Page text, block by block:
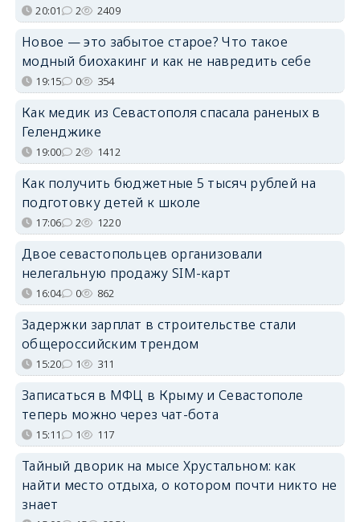
20:01 2 2409
Новое — это забытое старое? Что такое
модный биохакинг и как не навредить себе
19:15 0 354
Как медик из Севастополя спасала раненых в
Геленджике
19:00 2 1412
Как получить бюджетные 5 тысяч рублей на
подготовку детей к школе
17:06 2 1220
Двое севастопольцев организовали
нелегальную продажу SIM-карт
16:04 0 862
Задержки зарплат в строительстве стали
общероссийским трендом
15:20 1 311
Записаться в МФЦ в Крыму и Севастополе
теперь можно через чат-бота
15:11 1 117
Тайный дворик на мысе Хрустальном: как
найти место отдыха, о котором почти никто не
знает